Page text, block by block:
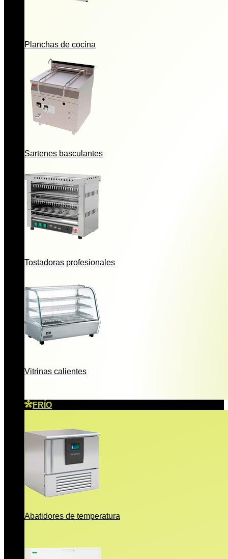
Planchas de cocina
Sartenes basculantes
Tostadoras profesionales
Vitrinas calientes
FRÍO
Abatidores de temperatura